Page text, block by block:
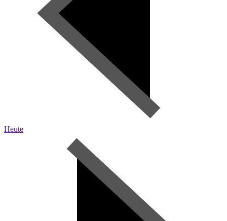
Heute